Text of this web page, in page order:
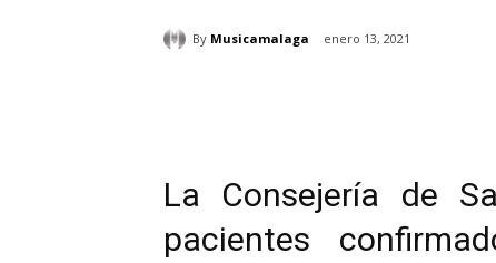
By Musicamalaga enero 13, 2021
La Consejería de
pacientes